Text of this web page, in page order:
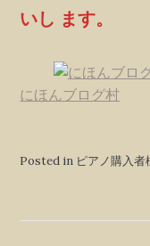
いし ます。
にほんブログ村
Posted in ピアノ購入者